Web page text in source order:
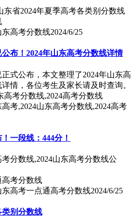
东省2024年夏季高考各类别分数线
东高考分数线2024/6/25
布！2024年山东高考分数线详情
式公布，本文整理了2024年山东高
情，各位考生及家长请及时查询。
高考,2024山东高考分数线,2024高考
一段线：444分！
分数线,2024山东高考分数线公
东高考一点通高考分数线2024/6/25
类别分数线